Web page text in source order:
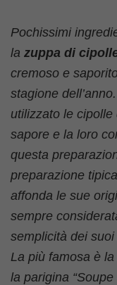
Pochissimi
la zuppa di
cremoso e
stagione
utilizzato le
sapore e la loro
questa
preparazione
affonda le sue
sempre
semplicità dei suoi
La più famosa è la
la parigina “Soupe